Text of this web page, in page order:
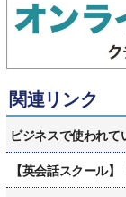
関連リンク
ビジネスで使われて
【英会話スクール